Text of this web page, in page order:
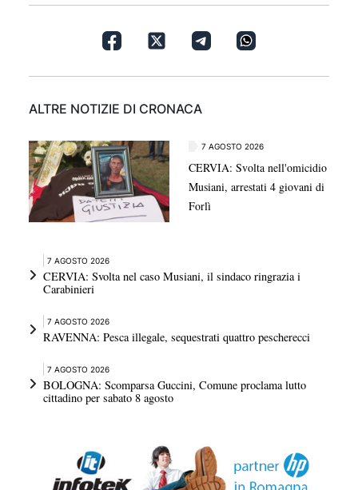
ALTRE NOTIZIE DI CRONACA
7 AGOSTO 2026
CERVIA: Svolta nell'omicidio
Musiani, arrestati 4 giovani di
Forlì
7 AGOSTO 2026
CERVIA: Svolta nel caso Musiani, il sindaco ringrazia i
Carabinieri
7 AGOSTO 2026
RAVENNA: Pesca illegale, sequestrati quattro pescherecci
7 AGOSTO 2026
BOLOGNA: Scomparsa Guccini, Comune proclama lutto
cittadino per sabato 8 agosto